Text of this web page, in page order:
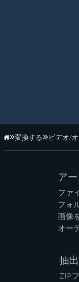
ホーム
変換する ビデオ/
ア
ファ
フォ
画像
オー
抽出
ZIP